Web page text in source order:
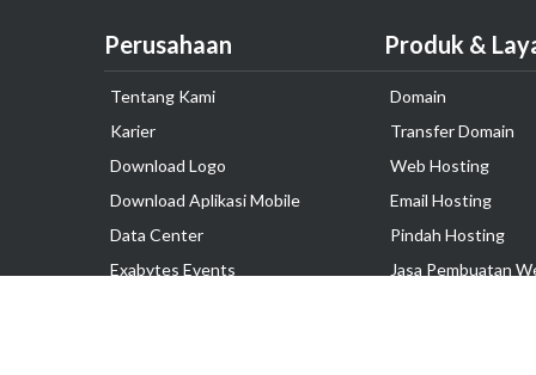
Perusahaan
Tentang Kami
Karier
Download Logo
Download Aplikasi Mobile
Data Center
Exabytes Events
Produk &
Domain
Transfer Domain
Web Hosting
Email Hosting
Pindah Hosting
Jasa Pembuatan